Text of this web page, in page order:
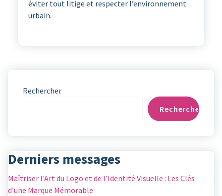
éviter tout litige et respecter l’environnement
urbain.
Rechercher
Rechercher
Derniers messages
Maîtriser l’Art du Logo et de l’Identité Visuelle : Les Clés
d’une Marque Mémorable